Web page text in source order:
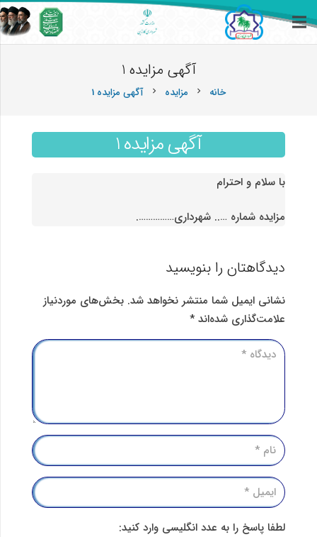
آگهی مزایده 1
خانه chevron_right مزایده chevron_right آگهی مزایده 1
آگهی مزایده 1
با سلام و احترام
مزایده شماره ….. شهرداری…………….
دیدگاهتان را بنویسید
نشانی ایمیل شما منتشر نخواهد شد. بخش‌های موردنیاز
علامت‌گذاری شده‌اند *
لطفا پاسخ را به عدد انگلیسی وارد کنید: